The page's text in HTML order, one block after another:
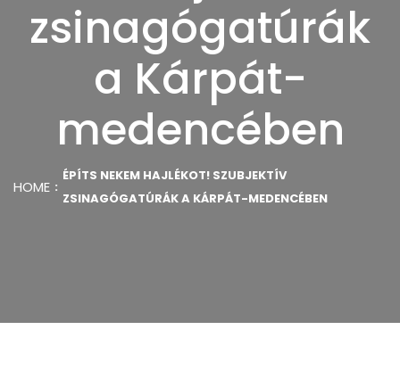
zsinagógatúrák
a Kárpát-
medencében
HOME
ÉPÍTS NEKEM HAJLÉKOT! SZUBJEKTÍV
ZSINAGÓGATÚRÁK A KÁRPÁT-MEDENCÉBEN